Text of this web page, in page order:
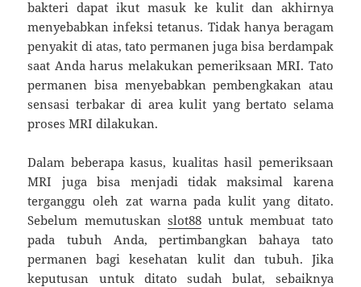
bakteri dapat ikut masuk ke kulit dan akhirnya
menyebabkan infeksi tetanus. Tidak hanya beragam
penyakit di atas, tato permanen juga bisa berdampak
saat Anda harus melakukan pemeriksaan MRI. Tato
permanen bisa menyebabkan pembengkakan atau
sensasi terbakar di area kulit yang bertato selama
proses MRI dilakukan.
Dalam beberapa kasus, kualitas hasil pemeriksaan
MRI juga bisa menjadi tidak maksimal karena
terganggu oleh zat warna pada kulit yang ditato.
Sebelum memutuskan slot88untuk membuat tato
pada tubuh Anda, pertimbangkan bahaya tato
permanen bagi kesehatan kulit dan tubuh. Jika
keputusan untuk ditato sudah bulat, sebaiknya